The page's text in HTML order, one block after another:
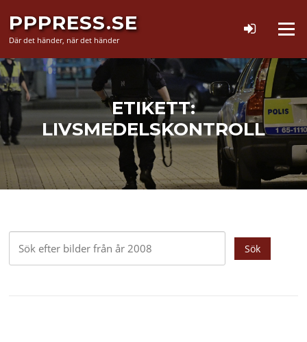
innehåll
PPPRESS.SE
Där det händer, när det händer
Meny
ETIKETT:
LIVSMEDELSKONTROLL
Sök